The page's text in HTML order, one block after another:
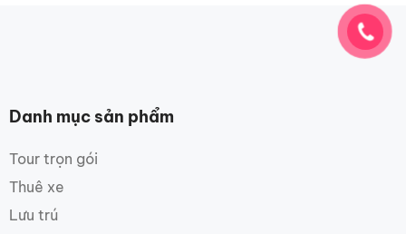
Danh mục sản phẩm
Tour trọn gói
Thuê xe
Lưu trú